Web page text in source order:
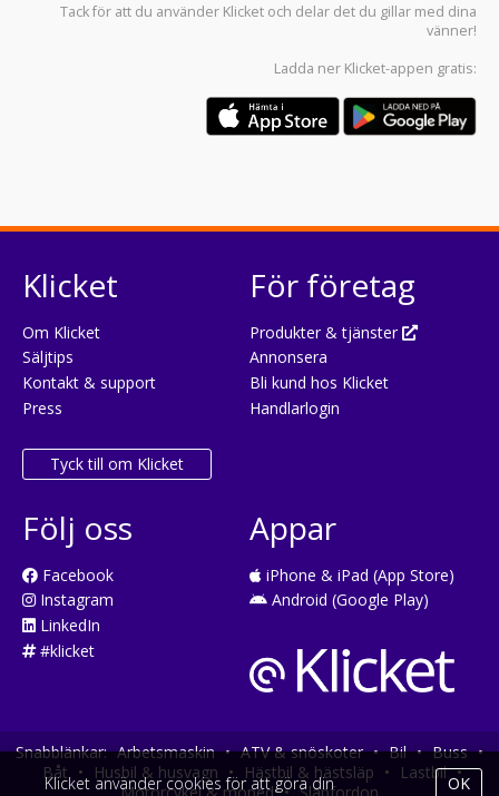
Tack för att du använder Klicket och delar det du gillar med dina
vänner!
Ladda ner Klicket-appen gratis:
Klicket
Om Klicket
Säljtips
Kontakt & support
Press
Tyck till om Klicket
För företag
Produkter & tjänster
Annonsera
Bli kund hos Klicket
Handlarlogin
Följ oss
Facebook
Instagram
LinkedIn
#klicket
Appar
iPhone & iPad (App Store)
Android (Google Play)
Snabblänkar: Arbetsmaskin • ATV & snöskoter • Bil • Buss •
Båt • Husbil & husvagn • Hästbil & hästsläp • Lastbil •
Klicket använder cookies för att göra din
OK